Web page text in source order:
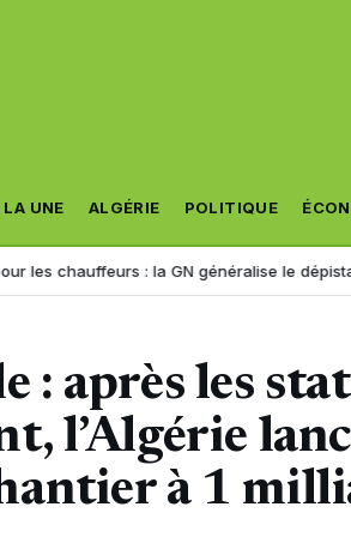
LA UNE ALGÉRIE POLITIQUE
: la GN généralise le dépistage de
: après les
l’Algérie
à 1